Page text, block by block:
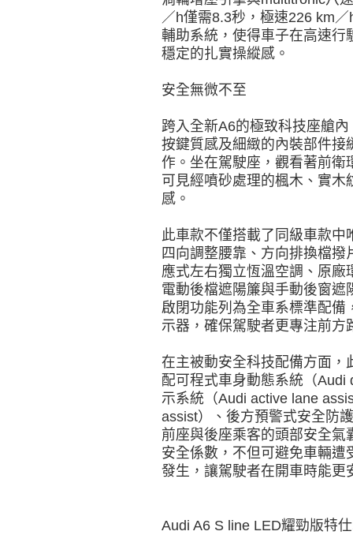
／h僅需8.3秒，極速226 km
輔助系統，使得車子在高速行
穩定的扎實操縱感。
安全無微不至
跨入全新A6的極致科技座艙
按鍵質感及細緻的內裝部件接
作。坐在駕駛座，觀看著前衛
可見經噴砂處理的楓木、實
感。
此車款不僅搭載了同級車款
四向調整腰靠、方向排換檔
應式左右獨立恆溫空調、原
電動後檔遮陽簾與手動後窗
啟閉功能列為全車系標準配備
示器，確保駕駛者更專注前方
在主被動安全科技配備方面，
配可程式車身動態系統（
示系統（Audi active lane
assist）、後方預警式安全防
前座與後座乘客的頭部安全
安全係數，不但可避免車輛
發生，讓駕駛者在開車時能更
Audi A6 S line LED耀勁版特